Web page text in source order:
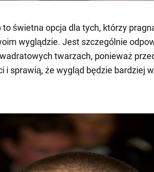
to świetna opcja dla tych, którzy
wyglądzie. Jest szczególnie
twarzach, ponieważ
i sprawią, że wygląd będzie bardziej